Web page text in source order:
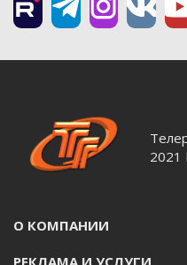
2021
О КОМПАНИИ